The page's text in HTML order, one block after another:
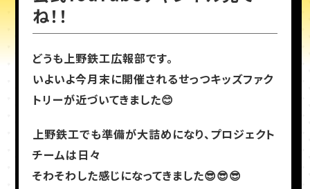
ね！！
どうも上野鉄工広報部です。
いよいよ今月末に開催されるせっつキッズファク
トリーが近づいてきました😊
上野鉄工でも準備が大詰めになり、プロジェクト
チームは日々
そわそわした感じになってきました😎😎😎